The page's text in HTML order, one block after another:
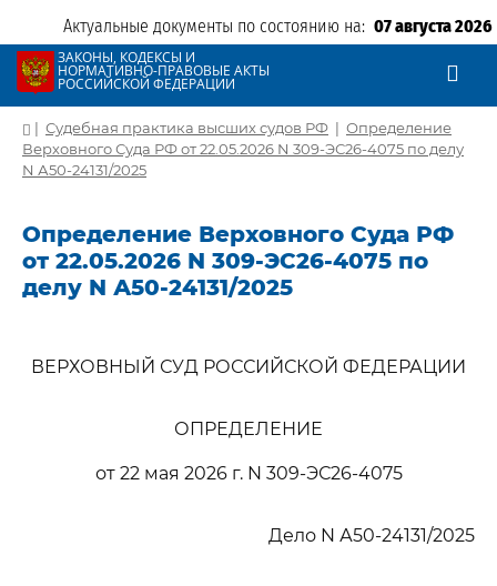
Актуальные документы по состоянию на: 07 августа 2026
ЗАКОНЫ, КОДЕКСЫ И
НОРМАТИВНО-ПРАВОВЫЕ АКТЫ
РОССИЙСКОЙ ФЕДЕРАЦИИ
| Судебная практика высших судов РФ | Определение
Верховного Суда РФ от 22.05.2026 N 309-ЭС26-4075 по делу
N А50-24131/2025
Определение Верховного Суда РФ
от 22.05.2026 N 309-ЭС26-4075 по
делу N А50-24131/2025
ВЕРХОВНЫЙ СУД РОССИЙСКОЙ ФЕДЕРАЦИИ
ОПРЕДЕЛЕНИЕ
от 22 мая 2026 г. N 309-ЭС26-4075
Дело N А50-24131/2025